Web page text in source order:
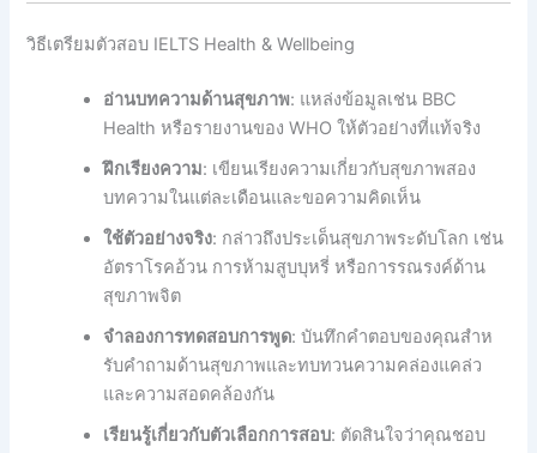
วิธีเตรียมตัวสอบ IELTS Health & Wellbeing
อ่านบทความด้านสุขภาพ: แหล่งข้อมูลเช่น BBC
Health หรือรายงานของ WHO ให้ตัวอย่างที่แท้จริง
ฝึกเรียงความ: เขียนเรียงความเกี่ยวกับสุขภาพสอง
บทความในแต่ละเดือนและขอความคิดเห็น
ใช้ตัวอย่างจริง: กล่าวถึงประเด็นสุขภาพระดับโลก เช่น
อัตราโรคอ้วน การห้ามสูบบุหรี่ หรือการรณรงค์ด้าน
สุขภาพจิต
จําลองการทดสอบการพูด: บันทึกคําตอบของคุณสําห
รับคําถามด้านสุขภาพและทบทวนความคล่องแคล่ว
และความสอดคล้องกัน
เรียนรู้เกี่ยวกับตัวเลือกการสอบ: ตัดสินใจว่าคุณชอบ